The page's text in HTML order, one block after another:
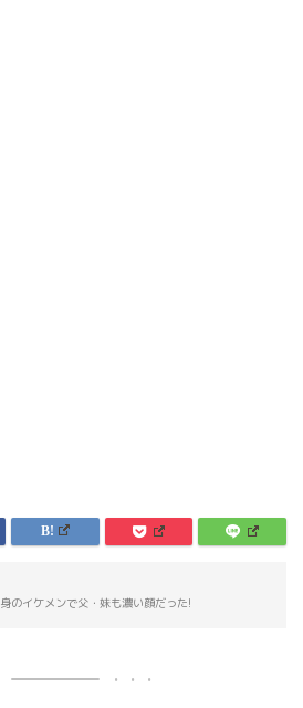
のイケメンで父・妹も濃い顔だった!